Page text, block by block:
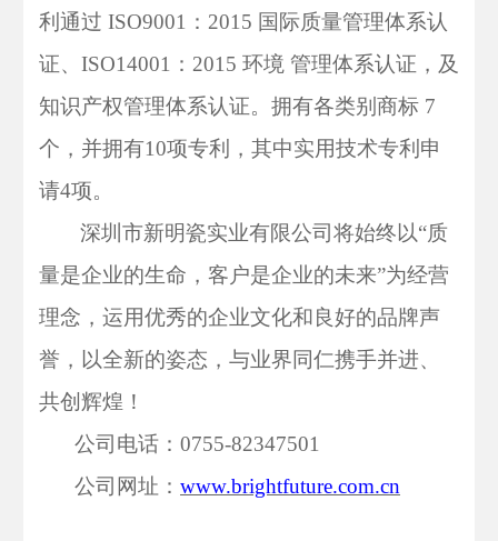
利通过 ISO9001：2015 国际质量管理体系认
证、ISO14001：2015 环境 管理体系认证，及
知识产权管理体系认证。拥有各类别商标 7
个，并拥有10项专利，其中实用技术专利申
请4项。
深圳市新明瓷实业有限公司将始终以“质
量是企业的生命，客户是企业的未来”为经营
理念，运用优秀的企业文化和良好的品牌声
誉，以全新的姿态，与业界同仁携手并进、
共创辉煌！
公司电话： 0755-82347501
公司网址： www.brightfuture.com.cn